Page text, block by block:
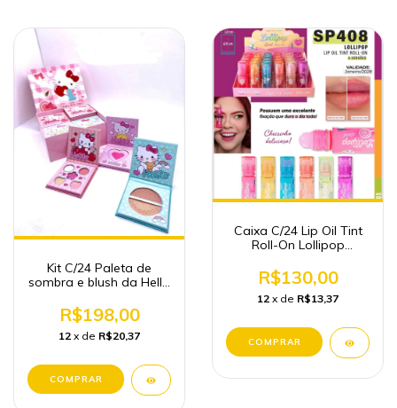
Kit C/24 Paleta de
sombra e blush da Hello
R$198,00
12 x de R$20,37
Caixa C/24 Lip Oil Tint
Roll-On Lollipop
R$130,00
12 x de R$13,37